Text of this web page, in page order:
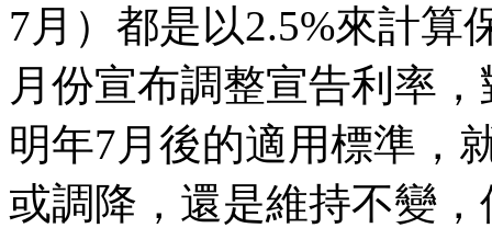
7月）都是以2.5%來計算
月份宣布調整宣告利率
明年7月後的適用標準，
或調降，還是維持不變